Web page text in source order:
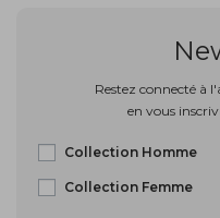
Restez connecté à
en vous
Collection Homme
Collection Femme